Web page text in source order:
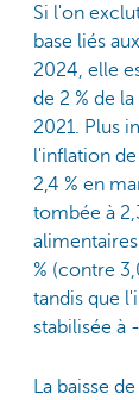
Si l'on
base liés
2024, elle
de 2 % de
2021. Plus
l'inflation
2,4 % en
tombée à
% (contre
tandis que
stabilisée à
La baisse